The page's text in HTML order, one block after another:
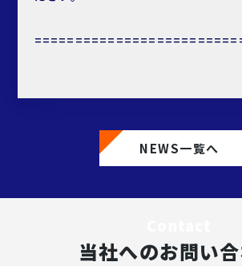
NEWS一覧へ
当社へのお問い